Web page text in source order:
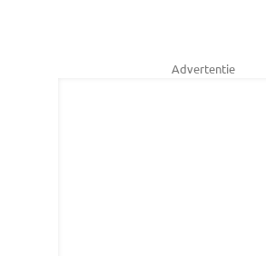
Advertentie